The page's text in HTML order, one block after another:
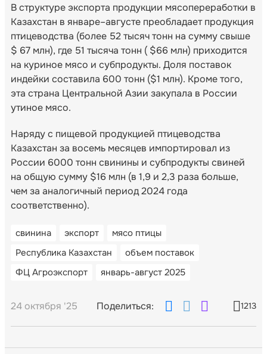
В структуре экспорта продукции мясопереработки в
Казахстан в январе–августе преобладает продукция
птицеводства (более 52 тысяч тонн на сумму свыше
$ 67 млн), где 51 тысяча тонн ( $66 млн) приходится
на куриное мясо и субпродукты. Доля поставок
индейки составила 600 тонн ($1 млн). Кроме того,
эта страна Центральной Азии закупала в России
утиное мясо.
Наряду с пищевой продукцией птицеводства
Казахстан за восемь месяцев импортировал из
России 6000 тонн свинины и субпродукты свиней
на общую сумму $16 млн (в 1,9 и 2,3 раза больше,
чем за аналогичный период 2024 года
соответственно).
свинина экспорт
мясо птицы
Республика Казахстан
объем поставок
ФЦ Агроэкспорт
январь-август 2025
24 октября '25 Поделиться: 1213